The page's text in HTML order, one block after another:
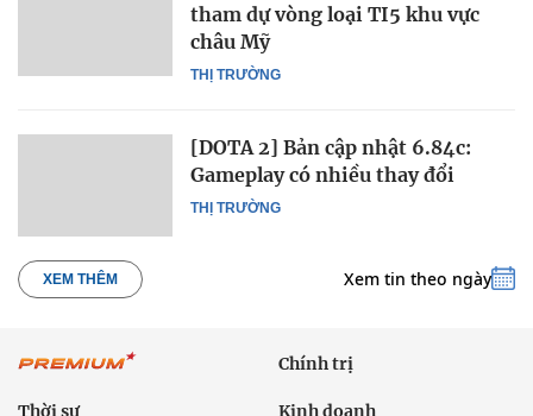
THỊ TRƯỜNG
tham dự vòng loại TI5 khu vực
châu Mỹ
THỊ TRƯỜNG
[DOTA 2] Bản cập nhật 6.84c:
Gameplay có nhiều thay đổi
XEM THÊM Xem tin theo ngày
Chính trị
Thời sự Kinh doanh